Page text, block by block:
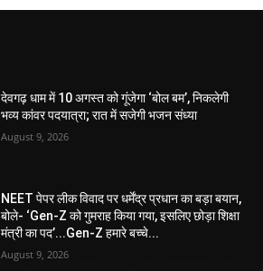
देवगढ़ धाम में 10 अगस्त को गूंजेगा ‘बोल बम’, निकलेगी
भव्य कांवर पदयात्रा; रात में सजेगी भजन संध्या
August 9, 2026
NEET पेपर लीक विवाद पर धर्मेंद्र प्रधान का बड़ा बयान,
बोले- ‘Gen-Z को गुमराह किया गया, इसलिए छोड़ा शिक्षा
मंत्री का पद’...Gen-Z हमारे बच्चे...
August 9, 2026